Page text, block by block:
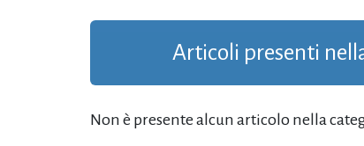
Articoli presenti
Non è presente alcun articolo nella